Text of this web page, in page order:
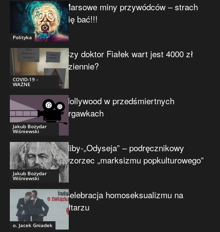
Polityka
Marsowe miny przywódców – strach
się bać!!!
COVID-19 -
WAŻNE
Czy doktor Fiałek wart jest 4000 zł
dziennie?
Jakub Bożydar
Wiśniewski
Hollywood w przedśmiertnych
drgawkach
Jakub Bożydar
Wiśniewski
Niby-„Odyseja” – podręcznikowy
wzorzec „marksizmu popkulturowego”
o. Jacek Gniadek
Celebracja homoseksualizmu na
ołtarzu